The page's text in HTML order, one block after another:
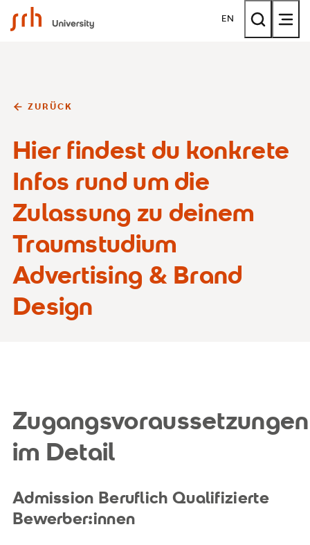
SRH University EN
ZURÜCK
Hier findest du konkrete
Infos rund um die
Zulassung zu deinem
Traumstudium
Advertising & Brand
Design
Zugangsvoraussetzungen
im Detail
Admission Beruflich Qualifizierte
Bewerber:innen